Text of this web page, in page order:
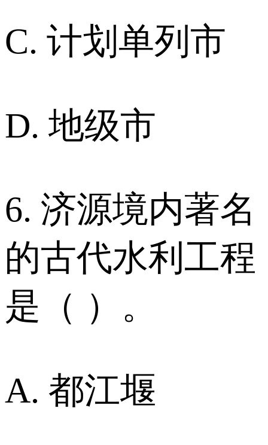
C. 计划单列市
D. 地级市
6. 济源境内著名
的古代水利工程
是（ ）。
A. 都江堰